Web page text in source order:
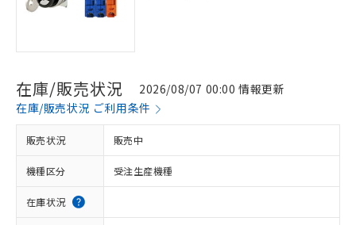
在庫/販売状況
2026/08/07 00:00 情報更新
在庫/販売状況 ご利用条件
販売状況 販売中
機種区分 受注生産機種
在庫状況